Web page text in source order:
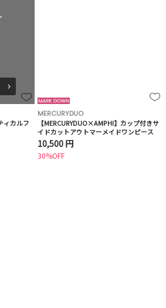
ィカルフ
MERCURYDUO
【MERCURYDUO×AMPHI】カップ付きサ
イドカットアウトマーメイドワンピース
10,500 円
30%OFF